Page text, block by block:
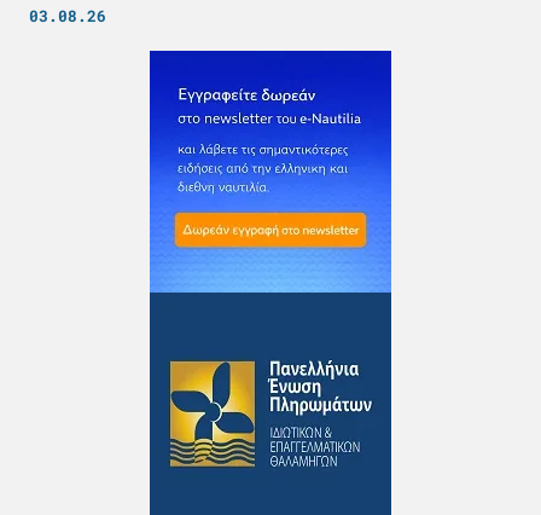
03.08.26